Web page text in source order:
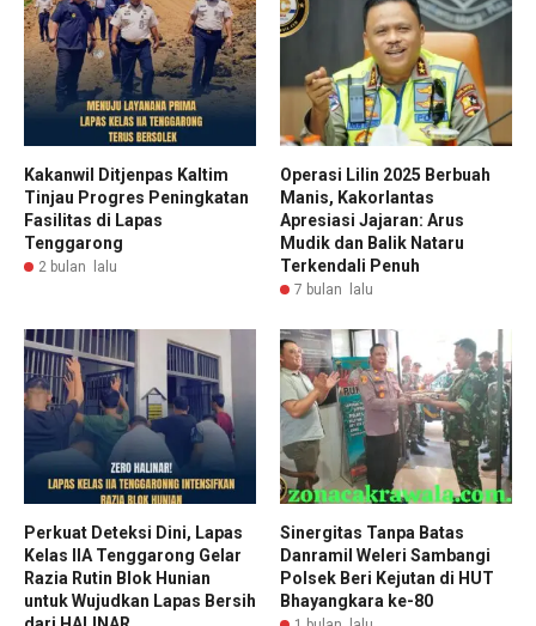
Kakanwil Ditjenpas Kaltim
Tinjau Progres Peningkatan
Fasilitas di Lapas
Tenggarong
2 bulan lalu
Operasi Lilin 2025 Berbuah
Manis, Kakorlantas
Apresiasi Jajaran: Arus
Mudik dan Balik Nataru
Terkendali Penuh
7 bulan lalu
Perkuat Deteksi Dini, Lapas
Kelas IIA Tenggarong Gelar
Razia Rutin Blok Hunian
untuk Wujudkan Lapas Bersih
Sinergitas Tanpa Batas
Danramil Weleri Sambangi
Polsek Beri Kejutan di HUT
Bhayangkara ke-80